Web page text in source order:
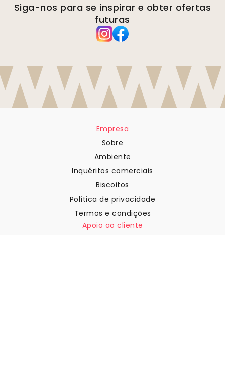
Siga-nos para se inspirar e obter ofertas
futuras
Empresa
Sobre
Ambiente
Inquéritos comerciais
Biscoitos
Política de privacidade
Termos e condições
Apoio ao cliente